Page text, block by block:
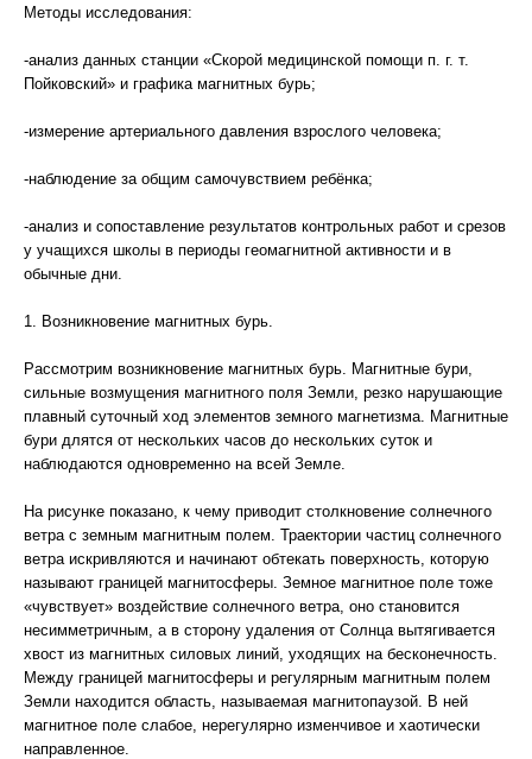
Методы исследования:
-анализ данных станции «Скорой медицинской помощи п. г. т.
Пойковский» и графика магнитных бурь;
-измерение артериального давления взрослого человека;
-наблюдение за общим самочувствием ребёнка;
-анализ и сопоставление результатов контрольных работ и срезов
у учащихся школы в периоды геомагнитной активности и в
обычные дни.
1. Возникновение магнитных бурь.
Рассмотрим возникновение магнитных бурь. Магнитные бури,
сильные возмущения магнитного поля Земли, резко нарушающие
плавный суточный ход элементов земного магнетизма. Магнитные
бури длятся от нескольких часов до нескольких суток и
наблюдаются одновременно на всей Земле.
На рисунке показано, к чему приводит столкновение солнечного
ветра с земным магнитным полем. Траектории частиц солнечного
ветра искривляются и начинают обтекать поверхность, которую
называют границей магнитосферы. Земное магнитное поле тоже
«чувствует» воздействие солнечного ветра, оно становится
несимметричным, а в сторону удаления от Солнца вытягивается
хвост из магнитных силовых линий, уходящих на бесконечность.
Между границей магнитосферы и регулярным магнитным полем
Земли находится область, называемая магнитопаузой. В ней
магнитное поле слабое, нерегулярно изменчивое и хаотически
направленное.